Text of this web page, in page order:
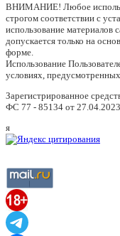
ВНИМАНИЕ! Любое
строгом соответствии с
использование материалов
допускается только на
форме.
Использование
условиях, предусмотренных
Зарегистрированное
ФС 77 - 85134 от 27.04.2023
я